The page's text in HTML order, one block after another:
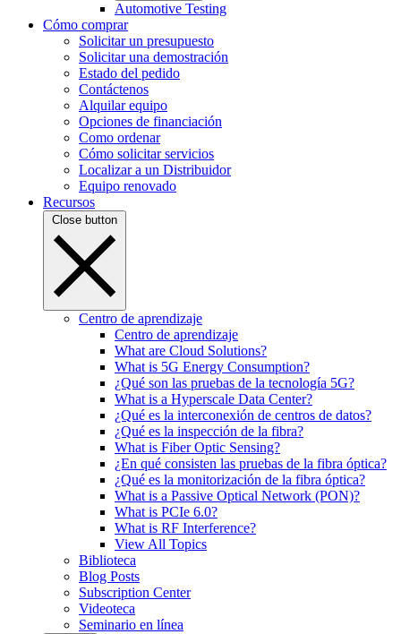
Automotive Testing
Cómo comprar
Solicitar un presupuesto
Solicitar una demostración
Estado del pedido
Contáctenos
Alquilar equipo
Opciones de financiación
Como ordenar
Cómo solicitar servicios
Localizar a un Distribuidor
Equipo renovado
Recursos
Close button
Centro de aprendizaje
Centro de aprendizaje
What are Cloud Solutions?
What is 5G Energy Consumption?
¿Qué son las pruebas de la tecnología 5G?
What is a Hyperscale Data Center?
¿Qué es la interconexión de centros de datos?
¿Qué es la inspección de la fibra?
What is Fiber Optic Sensing?
¿En qué consisten las pruebas de la fibra óptica?
¿Qué es la monitorización de la fibra óptica?
What is a Passive Optical Network (PON)?
What is PCIe 6.0?
What is RF Interference?
View All Topics
Biblioteca
Blog Posts
Subscription Center
Videoteca
Seminario en línea